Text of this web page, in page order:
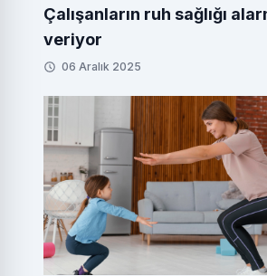
Çalışanların ruh sağlığı
veriyor
06 Aralık 2025